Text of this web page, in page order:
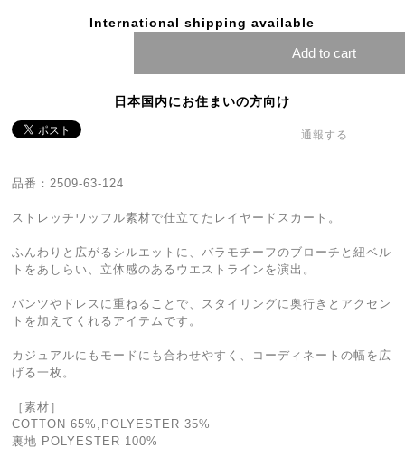
International shipping available
Add to cart
日本国内にお住まいの方向け
通報する
品番：2509-63-124
ストレッチワッフル素材で仕立てたレイヤードスカート。
ふんわりと広がるシルエットに、バラモチーフのブローチと紐ベル
トをあしらい、立体感のあるウエストラインを演出。
パンツやドレスに重ねることで、スタイリングに奥行きとアクセン
トを加えてくれるアイテムです。
カジュアルにもモードにも合わせやすく、コーディネートの幅を広
げる一枚。
［素材］
COTTON 65%,POLYESTER 35%
裏地 POLYESTER 100%